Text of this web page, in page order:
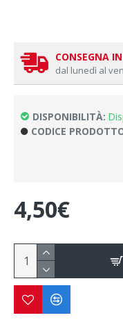
CONSEGNA
dal lunedì al
DISPONIBILITÀ:
CODICE
4,50€